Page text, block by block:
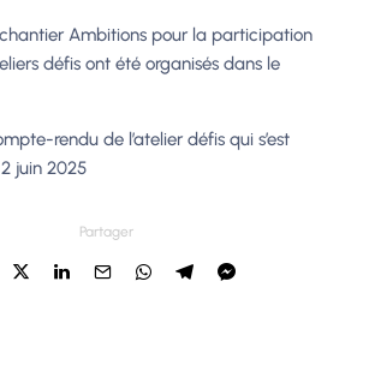
Ambitions pour la participation
défis ont été organisés dans le
rendu de l’atelier défis qui s’est
juin 2025
Partager